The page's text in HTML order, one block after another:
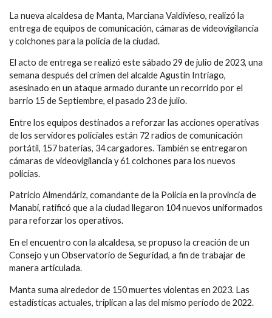
La nueva alcaldesa de Manta, Marciana Valdivieso, realizó la
entrega de equipos de comunicación, cámaras de videovigilancia
y colchones para la policía de la ciudad.
El acto de entrega se realizó este sábado 29 de julio de 2023, una
semana después del crimen del alcalde Agustín Intriago,
asesinado en un ataque armado durante un recorrido por el
barrio 15 de Septiembre, el pasado 23 de julio.
Entre los equipos destinados a reforzar las acciones operativas
de los servidores policiales están 72 radios de comunicación
portátil, 157 baterías, 34 cargadores. También se entregaron
cámaras de videovigilancia y 61 colchones para los nuevos
policías.
Patricio Almendáriz, comandante de la Policía en la provincia de
Manabí, ratificó que a la ciudad llegaron 104 nuevos uniformados
para reforzar los operativos.
En el encuentro con la alcaldesa, se propuso la creación de un
Consejo y un Observatorio de Seguridad, a fin de trabajar de
manera articulada.
Manta suma alrededor de 150 muertes violentas en 2023. Las
estadísticas actuales, triplican a las del mismo período de 2022.